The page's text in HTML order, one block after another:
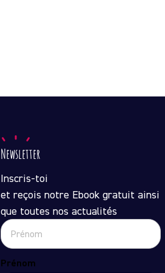
Newsletter
Inscris-toi
et reçois notre Ebook gratuit ainsi
que toutes nos actualités
Prénom